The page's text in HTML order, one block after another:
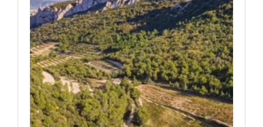
peuvent
être
choisies
sur
la
page
du
produit